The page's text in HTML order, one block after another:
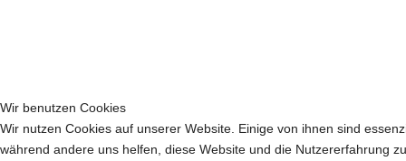
Wir benutzen Cookies
Wir nutzen Cookies auf unserer Website. Einige von ihnen sind
während andere uns helfen, diese Website und die Nutzererfahrung